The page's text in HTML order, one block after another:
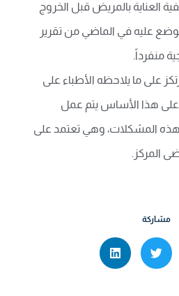
العناية بالمريض قبل الخروج
عليه في الماضي من تقرير
منفرداً.
على ما يلاحظه الأطباء على
وعلى هذا الأساس يتم عمل
هذه المشكلات، وهي تعتمد على
المركز.
مشاركة